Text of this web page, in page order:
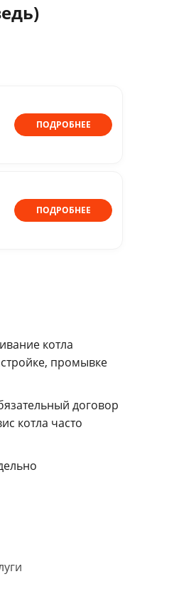
ПОДРОБНЕЕ
ПОДРОБНЕЕ
котла
промывке
договор
котла часто